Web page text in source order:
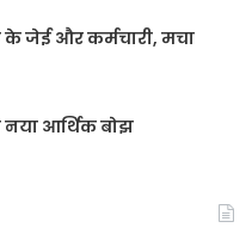
जेई और कर्मचारी, मचा
नया आर्थिक बोझ